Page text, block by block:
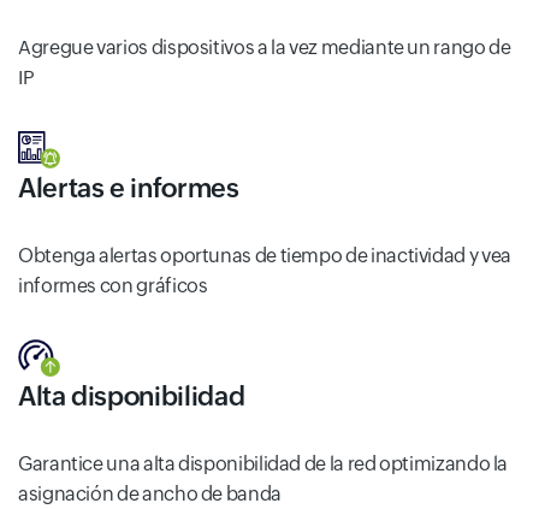
Agregue varios dispositivos a la vez mediante un rango de
IP
Alertas e informes
Obtenga alertas oportunas de tiempo de inactividad y vea
informes con gráficos
Alta disponibilidad
Garantice una alta disponibilidad de la red optimizando la
asignación de ancho de banda